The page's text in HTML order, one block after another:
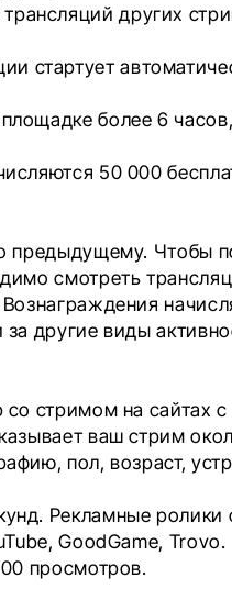
других
стартует
более 6
50 000
предыдущему. Чтобы
смотреть
другие виды
со стримом на сайтах
ваш стрим
пол, возраст,
Рекламные
GoodGame, Trovo.
просмотров.